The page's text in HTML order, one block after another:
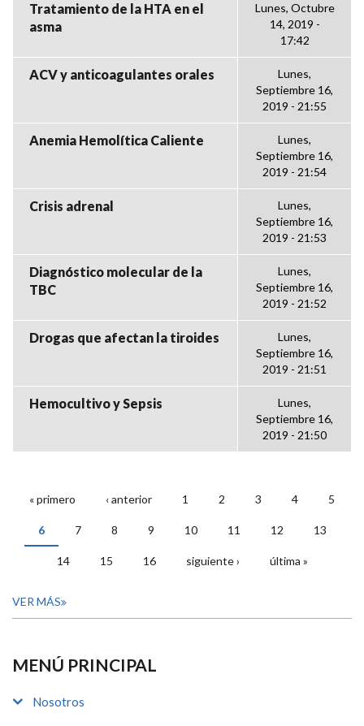
Tratamiento de la HTA en el
asma
Lunes, Octubre
14, 2019 -
17:42
ACV y anticoagulantes orales
Lunes,
Septiembre 16,
2019 - 21:55
Anemia Hemolítica Caliente
Lunes,
Septiembre 16,
2019 - 21:54
Crisis adrenal
Lunes,
Septiembre 16,
2019 - 21:53
Diagnóstico molecular de la
TBC
Lunes,
Septiembre 16,
2019 - 21:52
Drogas que afectan la tiroides
Lunes,
Septiembre 16,
2019 - 21:51
Hemocultivo y Sepsis
Lunes,
Septiembre 16,
2019 - 21:50
PÁGINAS
« primero ‹ anterior 1 2 3 4 5
6 7 8 9 10 11 12 13
14 15 16 siguiente › última »
VER MÁS
MENÚ PRINCIPAL
Nosotros